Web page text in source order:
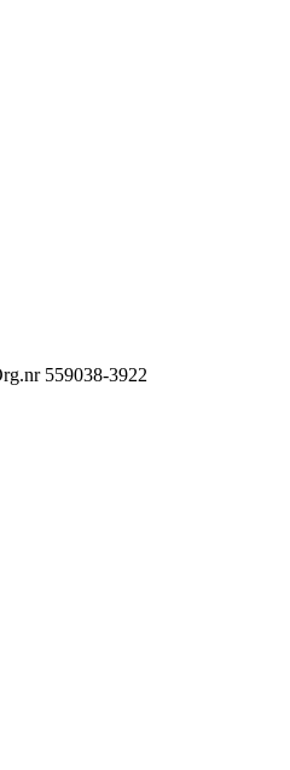
559038-3922